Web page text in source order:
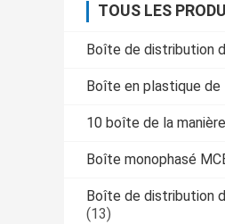
TOUS LES
Boîte de distribution
Boîte en plastique de
10 boîte de la
Boîte monophasé
Boîte de distribution
(13)